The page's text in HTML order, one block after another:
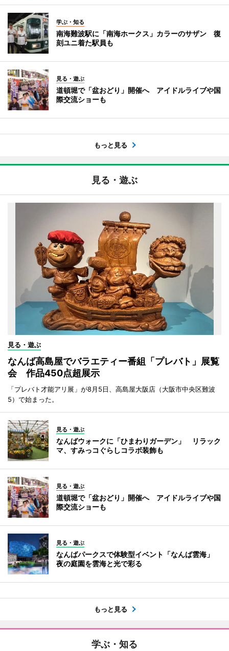
学ぶ・知る
南海難波駅に「南海ホークス」カラーのサザン 復
刻ユニ着た駅員も
見る・遊ぶ
道頓堀で「盆おどり」開催へ アイドルライブや国
際交流ショーも
もっと見る
見る・遊ぶ
見る・遊ぶ
なんば高島屋でバラエティー番組「プレバト」展覧
会 作品450点超展示
「プレバト才能アリ展」が8月5日、高島屋大阪店（大阪市中央区難波
5）で始まった。
見る・遊ぶ
なんばウォークに「ひまわりガーデン」 リラック
マ、すみっコぐらしコラボ装飾も
見る・遊ぶ
道頓堀で「盆おどり」開催へ アイドルライブや国
際交流ショーも
見る・遊ぶ
なんばパークスで体験型イベント「なんば雲海」
夜の庭園を雲海と光で彩る
もっと見る
学ぶ・知る